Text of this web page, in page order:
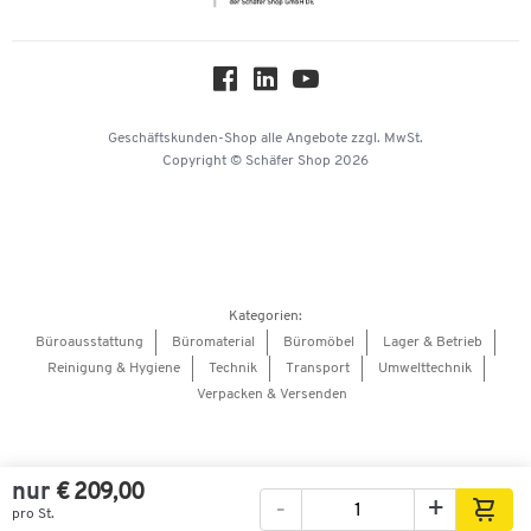
nur € 209,00
pro St. - +
Geschäftskunden-Shop alle Angebote zzgl. MwSt.
Copyright © Schäfer Shop 2026
Kategorien:
Büroausstattung
Büromaterial Büromöbel
Lager & Betrieb
Reinigung & Hygiene
Technik Transport
Umwelttechnik
Verpacken & Versenden